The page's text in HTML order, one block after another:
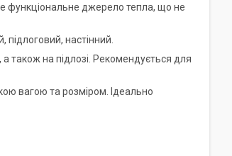
функціональне джерело тепла, що не
настінний.
а також на підлозі. Рекомендується для
вагою та розміром. Ідеально